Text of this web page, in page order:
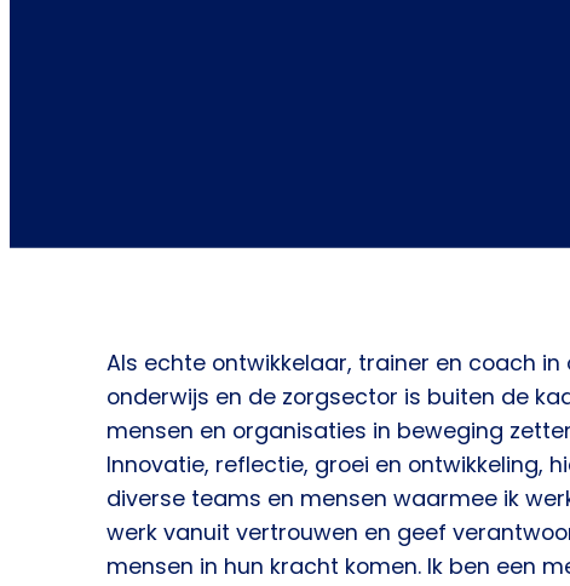
Als echte ontwikkelaar, trainer en coach
onderwijs en de zorgsector is buiten de
mensen en organisaties in beweging
Innovatie, reflectie, groei en ontwikkeling,
diverse teams en mensen waarmee ik
werk vanuit vertrouwen en geef
mensen in hun kracht komen. Ik ben een